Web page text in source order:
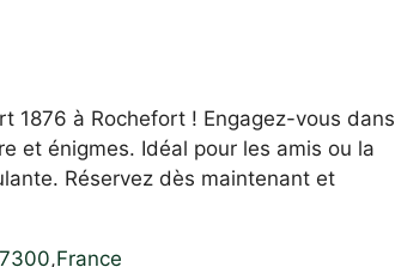
1876 à Rochefort ! Engagez-vous dans
et énigmes. Idéal pour les amis ou la
Réservez dès maintenant et
,France